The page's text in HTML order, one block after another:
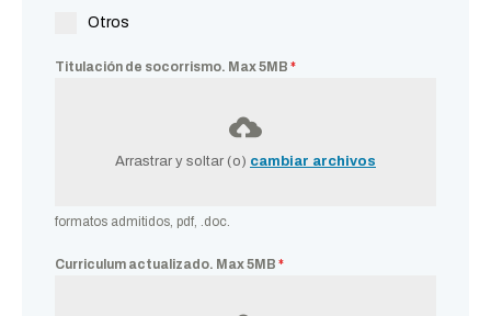
Otros
Titulación de socorrismo. Max 5MB *
Arrastrar y soltar (o) cambiar archivos
formatos admitidos, pdf, .doc.
Curriculum actualizado. Max 5MB *